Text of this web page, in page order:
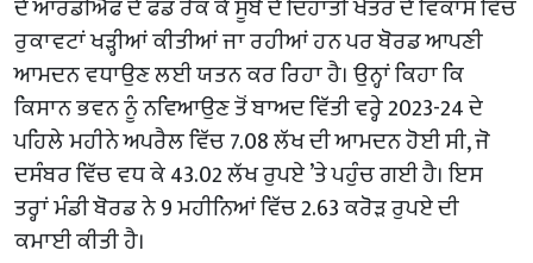
ਦੇ ਆਰਡੀਐੱਫ ਦੇ ਫੰਡ ਰੋਕ ਕੇ ਸੂਬੇ ਦੇ ਦਿਹਾਤੀ ਖੇਤਰ ਦੇ ਵਿਕਾਸ ਵਿੱਚ
ਰੁਕਾਵਟਾਂ ਖੜ੍ਹੀਆਂ ਕੀਤੀਆਂ ਜਾ ਰਹੀਆਂ ਹਨ ਪਰ ਬੋਰਡ ਆਪਣੀ
ਆਮਦਨ ਵਧਾਉਣ ਲਈ ਯਤਨ ਕਰ ਰਿਹਾ ਹੈ। ਉਨ੍ਹਾਂ ਕਿਹਾ ਕਿ
ਕਿਸਾਨ ਭਵਨ ਨੂੰ ਨਵਿਆਉਣ ਤੋਂ ਬਾਅਦ ਵਿੱਤੀ ਵਰ੍ਹੇ 2023-24 ਦੇ
ਪਹਿਲੇ ਮਹੀਨੇ ਅਪਰੈਲ ਵਿੱਚ 7.08 ਲੱਖ ਦੀ ਆਮਦਨ ਹੋਈ ਸੀ, ਜੋ
ਦਸੰਬਰ ਵਿੱਚ ਵਧ ਕੇ 43.02 ਲੱਖ ਰੁਪਏ ’ਤੇ ਪਹੁੰਚ ਗਈ ਹੈ। ਇਸ
ਤਰ੍ਹਾਂ ਮੰਡੀ ਬੋਰਡ ਨੇ 9 ਮਹੀਨਿਆਂ ਵਿੱਚ 2.63 ਕਰੋੜ ਰੁਪਏ ਦੀ
ਕਮਾਈ ਕੀਤੀ ਹੈ।